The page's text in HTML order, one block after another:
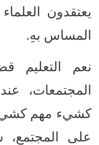
يعتقدون
المساس بهِ.
نعم
المجتمعات،
كشيء مهم كشيء
على